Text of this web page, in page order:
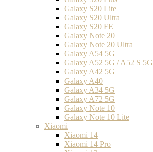
Galaxy S20 Lite
Galaxy S20 Ultra
Galaxy S20 FE
Galaxy Note 20
Galaxy Note 20 Ultra
Galaxy A54 5G
Galaxy A52 5G / A52 S 5G
Galaxy A42 5G
Galaxy A40
Galaxy A34 5G
Galaxy A72 5G
Galaxy Note 10
Galaxy Note 10 Lite
Xiaomi
Xiaomi 14
Xiaomi 14 Pro